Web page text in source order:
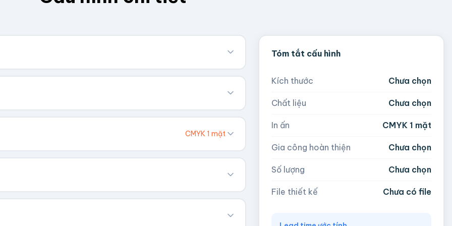
Chúng tôi sẽ tính toán kích thước tổng thể.
Cao (cm)
CMYK 1 mặt
Tóm tắt cấu hình
Kích thước Chưa chọn
Chất liệu Chưa chọn
In ấn CMYK 1 mặt
Gia công hoàn thiện Chưa chọn
Số lượng Chưa chọn
File thiết kế Chưa có file